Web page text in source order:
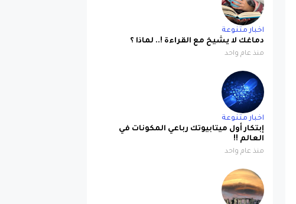
اخبار متنوعة
دماغك لا يشيخ مع القراءة !.. لماذا ؟
منذ عام واحد
اخبار متنوعة
إبتكار أول ميتابيوتك رباعي المكونات في
العالم !!
منذ عام واحد